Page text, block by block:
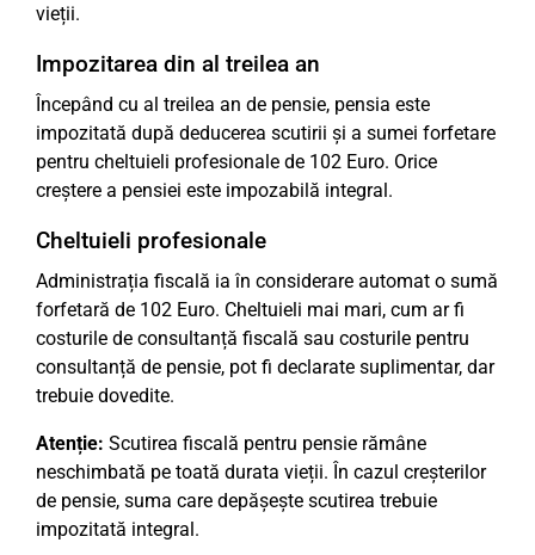
vieții.
Impozitarea din al treilea an
Începând cu al treilea an de pensie, pensia este
impozitată după deducerea scutirii și a sumei forfetare
pentru cheltuieli profesionale de 102 Euro. Orice
creștere a pensiei este impozabilă integral.
Cheltuieli profesionale
Administrația fiscală ia în considerare automat o sumă
forfetară de 102 Euro. Cheltuieli mai mari, cum ar fi
costurile de consultanță fiscală sau costurile pentru
consultanță de pensie, pot fi declarate suplimentar, dar
trebuie dovedite.
Atenție: Scutirea fiscală pentru pensie rămâne
neschimbată pe toată durata vieții. În cazul creșterilor
de pensie, suma care depășește scutirea trebuie
impozitată integral.